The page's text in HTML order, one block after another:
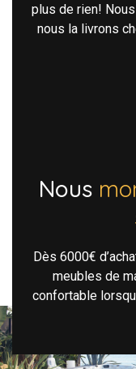
plus de rien!
nous la livrons
Nous
Dès 6000€
meubles de
confortable